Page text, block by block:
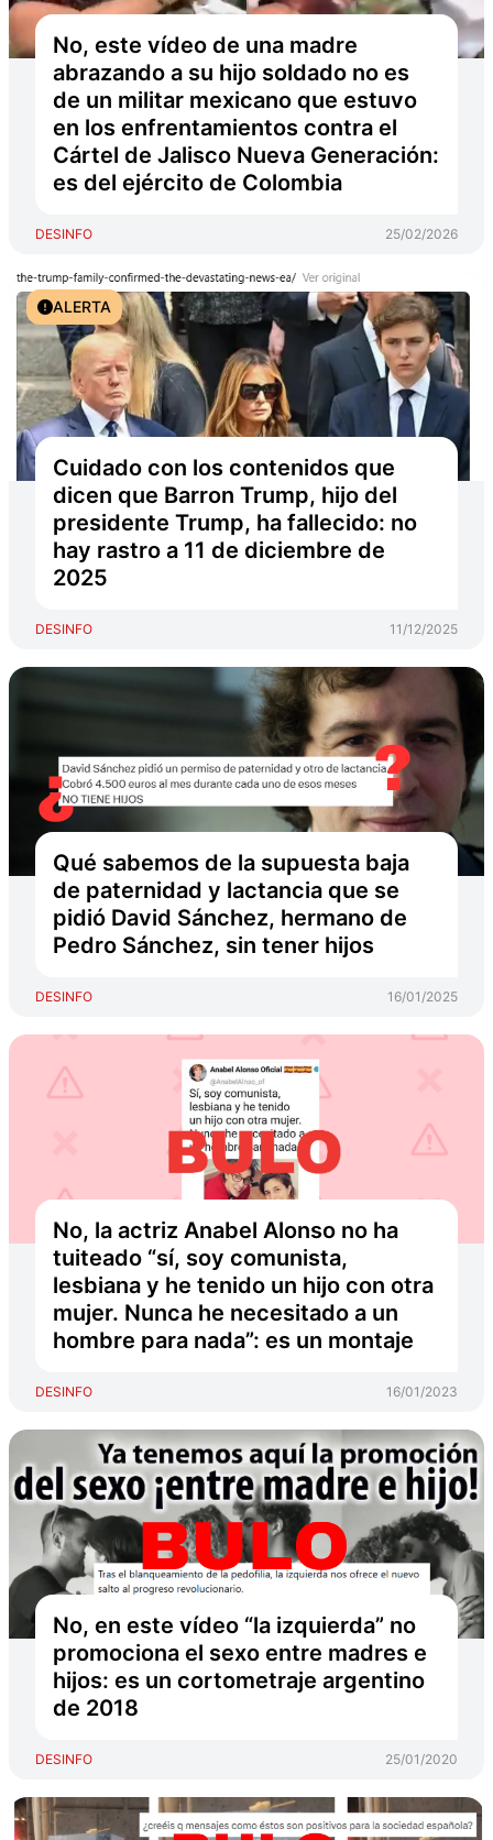
No, este vídeo de una madre
abrazando a su hijo soldado no es
de un militar mexicano que estuvo
en los enfrentamientos contra el
Cártel de Jalisco Nueva Generación:
es del ejército de Colombia
DESINFO 25/02/2026
ALERTA
Cuidado con los contenidos que
dicen que Barron Trump, hijo del
presidente Trump, ha fallecido: no
hay rastro a 11 de diciembre de
2025
DESINFO 11/12/2025
Qué sabemos de la supuesta baja
de paternidad y lactancia que se
pidió David Sánchez, hermano de
Pedro Sánchez, sin tener hijos
DESINFO 16/01/2025
No, la actriz Anabel Alonso no ha
tuiteado “sí, soy comunista,
lesbiana y he tenido un hijo con otra
mujer. Nunca he necesitado a un
hombre para nada”: es un montaje
DESINFO 16/01/2023
No, en este vídeo “la izquierda” no
promociona el sexo entre madres e
hijos: es un cortometraje argentino
de 2018
DESINFO 25/01/2020